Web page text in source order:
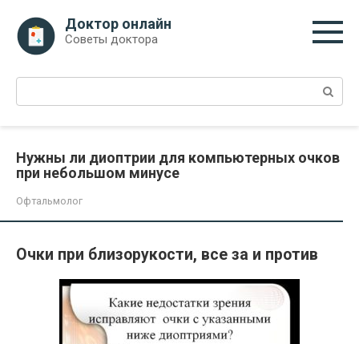
контенту
Доктор онлайн
Советы доктора
Поиск:
Нужны ли диоптрии для компьютерных очков
при небольшом минусе
Офтальмолог
Очки при близорукости, все за и против